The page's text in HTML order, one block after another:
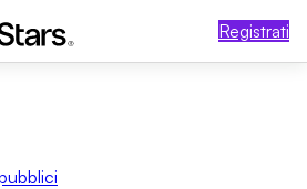
Registrati